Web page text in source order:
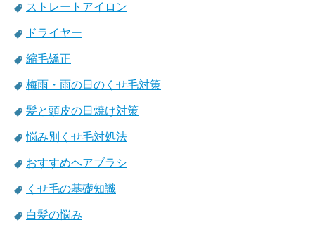
ストレートアイロン
ドライヤー
縮毛矯正
梅雨・雨の日のくせ毛対策
髪と頭皮の日焼け対策
悩み別くせ毛対処法
おすすめヘアブラシ
くせ毛の基礎知識
白髪の悩み